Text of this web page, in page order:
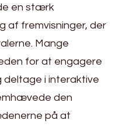
en stærk
fremvisninger, der
Mange
for at engagere
deltage i interaktive
den
på at